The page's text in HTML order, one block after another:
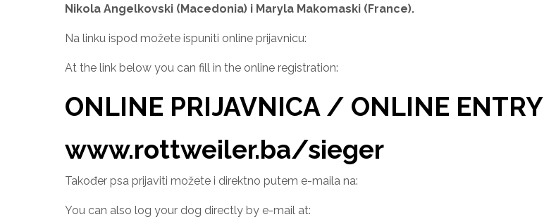
Nikola Angelkovski (Macedonia) i Maryla Makomaski (France).
Na linku ispod možete ispuniti online prijavnicu:
At the link below you can fill in the online registration:
ONLINE PRIJAVNICA / ONLINE ENTRY
www.rottweiler.ba/sieger
Također psa prijaviti možete i direktno putem e-maila na:
You can also log your dog directly by e-mail at: